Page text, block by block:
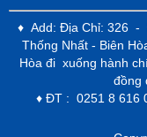
♦ Add: Địa Chỉ: 326 -
Thống Nhất - Biên
Hòa đi xuống hành
đồng
♦ ĐT : 0251 8 616